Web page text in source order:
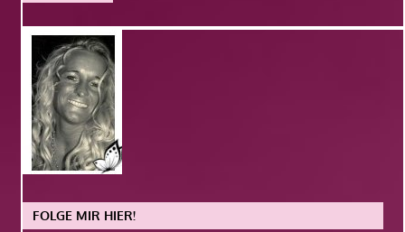
FOLGE MIR HIER!